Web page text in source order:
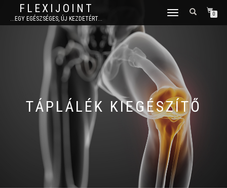
FLEXIJOINT
...EGY EGÉSZSÉGES, ÚJ KEZDETÉRT...
TOGGLE
0
TÁPLÁLÉK KIEGÉSZÍTŐ